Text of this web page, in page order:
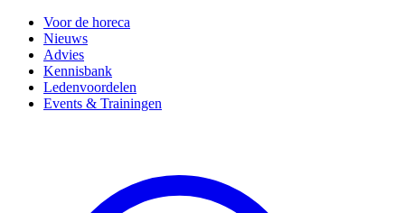
Voor de horeca
Nieuws
Advies
Kennisbank
Ledenvoordelen
Events & Trainingen